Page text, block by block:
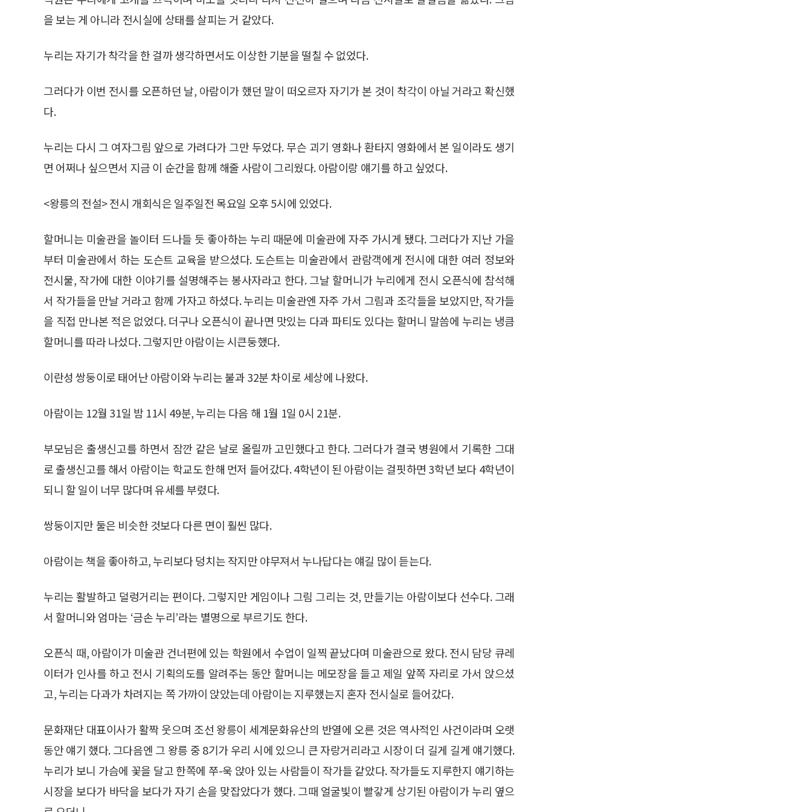
을 보는 게 아니라 전시실에 상태를 살피는 거 같았다.
누리는 자기가 착각을 한 걸까 생각하면서도 이상한 기분을 떨칠 수 없었다.
그러다가 이번 전시를 오픈하던 날, 아람이가 했던 말이 떠오르자 자기가 본 것이 착각이 아닐 거라고 확신했
다.
누리는 다시 그 여자그림 앞으로 가려다가 그만 두었다. 무슨 괴기 영화나 환타지 영화에서 본 일이라도 생기
면 어쩌나 싶으면서 지금 이 순간을 함께 해줄 사람이 그리웠다. 아람이랑 얘기를 하고 싶었다.
<왕릉의 전설> 전시 개회식은 일주일전 목요일 오후 5시에 있었다.
할머니는 미술관을 놀이터 드나들 듯 좋아하는 누리 때문에 미술관에 자주 가시게 됐다. 그러다가 지난 가을
부터 미술관에서 하는 도슨트 교육을 받으셨다. 도슨트는 미술관에서 관람객에게 전시에 대한 여러 정보와
전시물, 작가에 대한 이야기를 설명해주는 봉사자라고 한다. 그날 할머니가 누리에게 전시 오픈식에 참석해
서 작가들을 만날 거라고 함께 가자고 하셨다. 누리는 미술관엔 자주 가서 그림과 조각들을 보았지만, 작가들
을 직접 만나본 적은 없었다. 더구나 오픈식이 끝나면 맛있는 다과 파티도 있다는 할머니 말씀에 누리는 냉큼
할머니를 따라 나섰다. 그렇지만 아람이는 시큰둥했다.
이란성 쌍둥이로 태어난 아람이와 누리는 불과 32분 차이로 세상에 나왔다.
아람이는 12월 31일 밤 11시 49분, 누리는 다음 해 1월 1일 0시 21분.
부모님은 출생신고를 하면서 잠깐 같은 날로 올릴까 고민했다고 한다. 그러다가 결국 병원에서 기록한 그대
로 출생신고를 해서 아람이는 학교도 한해 먼저 들어갔다. 4학년이 된 아람이는 걸핏하면 3학년 보다 4학년이
되니 할 일이 너무 많다며 유세를 부렸다.
쌍둥이지만 둘은 비슷한 것보다 다른 면이 훨씬 많다.
아람이는 책을 좋아하고, 누리보다 덩치는 작지만 야무져서 누나답다는 얘길 많이 듣는다.
누리는 활발하고 덜렁거리는 편이다. 그렇지만 게임이나 그림 그리는 것, 만들기는 아람이보다 선수다. 그래
서 할머니와 엄마는 ‘금손 누리’라는 별명으로 부르기도 한다.
오픈식 때, 아람이가 미술관 건너편에 있는 학원에서 수업이 일찍 끝났다며 미술관으로 왔다. 전시 담당 큐레
이터가 인사를 하고 전시 기획의도를 알려주는 동안 할머니는 메모장을 들고 제일 앞쪽 자리로 가서 앉으셨
고, 누리는 다과가 차려지는 쪽 가까이 앉았는데 아람이는 지루했는지 혼자 전시실로 들어갔다.
문화재단 대표이사가 활짝 웃으며 조선 왕릉이 세계문화유산의 반열에 오른 것은 역사적인 사건이라며 오랫
동안 얘기 했다. 그다음엔 그 왕릉 중 8기가 우리 시에 있으니 큰 자랑거리라고 시장이 더 길게 길게 얘기했다.
누리가 보니 가슴에 꽃을 달고 한쪽에 쭈-욱 앉아 있는 사람들이 작가들 같았다. 작가들도 지루한지 얘기하는
시장을 보다가 바닥을 보다가 자기 손을 맞잡았다가 했다. 그때 얼굴빛이 빨갛게 상기된 아람이가 누리 옆으